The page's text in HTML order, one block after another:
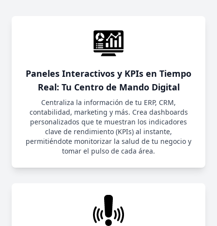
Paneles Interactivos y KPIs en Tiempo
Real: Tu Centro de Mando Digital
Centraliza la información de tu ERP, CRM,
contabilidad, marketing y más. Crea dashboards
personalizados que te muestran los indicadores
clave de rendimiento (KPIs) al instante,
permitiéndote monitorizar la salud de tu negocio y
tomar el pulso de cada área.